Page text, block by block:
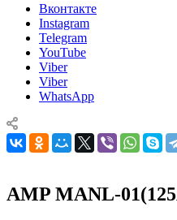
Вконтакте
Instagram
Telegram
YouTube
Viber
Viber
WhatsApp
AMP MANL-